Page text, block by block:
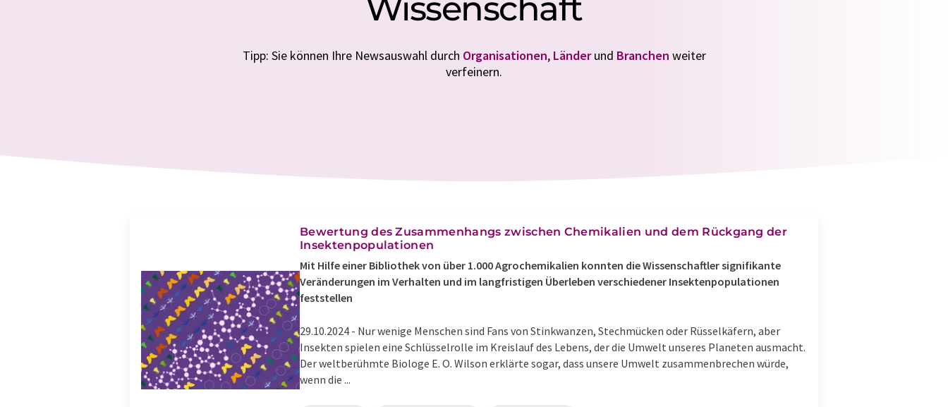
Wissenschaft
Tipp: Sie können Ihre Newsauswahl durch Organisationen, Länderund Branchen weiter
verfeinern.
Bewertung des Zusammenhangs zwischen Chemikalien und dem Rückgang der
Insektenpopulationen
Mit Hilfe einer Bibliothek von über 1.000 Agrochemikalien konnten die Wissenschaftler signifikante
Veränderungen im Verhalten und im langfristigen Überleben verschiedener Insektenpopulationen
feststellen
29.10.2024 - Nur wenige Menschen sind Fans von Stinkwanzen, Stechmücken oder Rüsselkäfern, aber
Insekten spielen eine Schlüsselrolle im Kreislauf des Lebens, der die Umwelt unseres Planeten ausmacht.
Der weltberühmte Biologe E. O. Wilson erklärte sogar, dass unsere Umwelt zusammenbrechen würde,
wenn die ...